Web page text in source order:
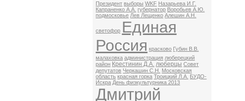
Президент выборы WKF Назарьева И.Г.
Капраненко А.А. губернатор Воробьев А.Ю.
подмосковье Лев Лещенко Алешин А.Н.
светофор Единая
Россия красково Губин В.В.
малаховка администрация люберецкий
район Крестинин Д.А. люберцы Совет
депутатов Черкашин С.Н.
Московская
область красная горка Троицкий Л.А. БУДО-
Искра День физкультурника 2013
Дмитрий